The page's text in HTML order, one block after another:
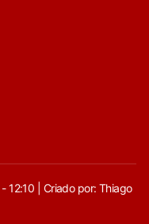
| Criado por: Thiago